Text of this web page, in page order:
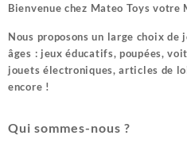
Bienvenue chez Mateo Toys votre
Nous proposons un large choix de
âges : jeux éducatifs, poupées,
jouets électroniques, articles de
encore !
Qui sommes-nous ?